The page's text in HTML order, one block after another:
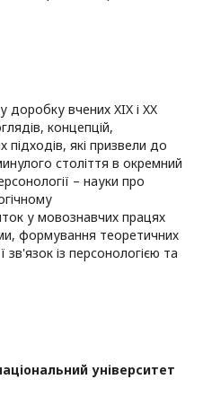
доробку вчених XIX і XX
концепцій,
підходів, які призвели до
століття в окремний
– науки про
у мовознавчих працях
формування теоретичних
зв'язок із персонологією та
університет